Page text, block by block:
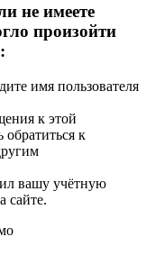
не имеете
произойти
имя пользователя
к этой
к
вашу учётную
сайте.